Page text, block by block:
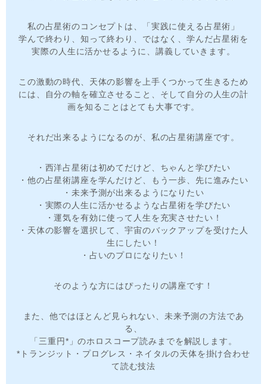
私の占星術のコンセプトは、「実践に使える占星術」
学んで終わり、知って終わり、ではなく、学んだ占星術を
実際の人生に活かせるように、講義していきます。
この激動の時代、天体の影響を上手くつかって生きるため
には、自分の軸を確立させること、そして自分の人生の計
画を知ることはとても大事です。
それだ出来るようになるのが、私の占星術講座です。
・西洋占星術は初めてだけど、ちゃんと学びたい
・他の占星術講座を学んだけど、もう一歩、先に進みたい
・未来予測が出来るようになりたい
・実際の人生に活かせるような占星術を学びたい
・運気を有効に使って人生を充実させたい！
・天体の影響を選択して、宇宙のバックアップを受けた人
生にしたい！
・占いのプロになりたい！
そのような方にはぴったりの講座です！
また、他ではほとんど見られない、未来予測の方法であ
る、
「三重円*」のホロスコープ読みまでを解説します。
*トランジット・プログレス・ネイタルの天体を掛け合わせ
て読む技法